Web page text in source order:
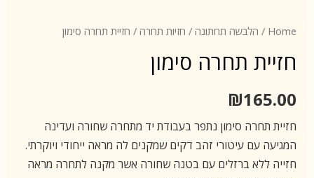
Home
/ הלבשה תחתונה/ חזיות תחרה/ חזיית תחרה סימון
חזיית תחרה סימון
₪165.00
חזיית תחרה סימון נתפר בעבודת יד מתחרה שחורה ועדינה
המגיעה עם עיטורי זהב דקים שמקנים לה מראה ייחודי ויוקרתי.
חזייה ללא ברזלים עם בטנה שחורה אשר מקנה לתחרה מראה